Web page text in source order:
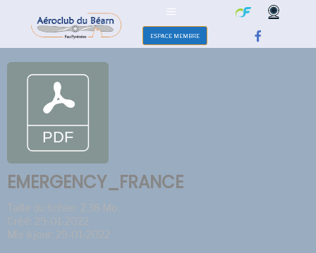
ESPACE MEMBRE
EMERGENCY_FRANCE
Taille du fichier: 2.38 Mo
Créé: 29-01-2022
Mis à jour: 29-01-2022